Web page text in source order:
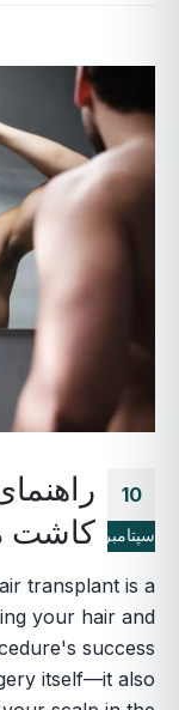
10
سپتامبر
کاشت
transplant is a
your hair and
success
itself—it also